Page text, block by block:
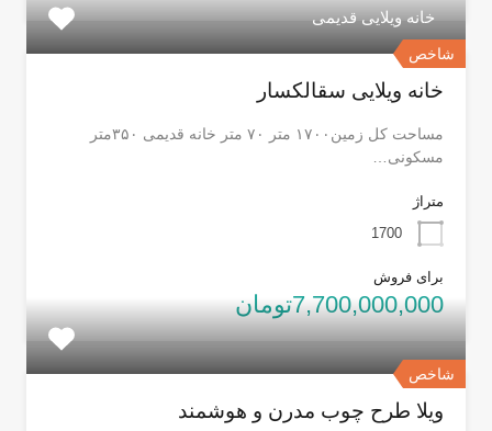
شاخص
خانه ویلایی قدیمی
خانه ویلایی سقالکسار
مساحت کل زمین۱۷۰۰ متر ۷۰ متر خانه قدیمی ۳۵۰متر
مسکونی…
متراژ
1700
برای فروش
7,700,000,000تومان
شاخص
ویلا طرح چوب مدرن و هوشمند